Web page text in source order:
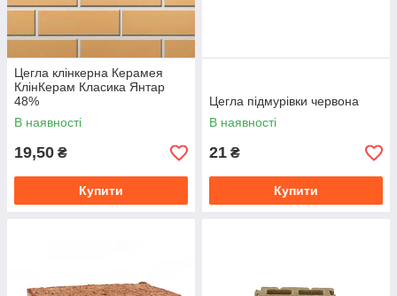
Цегла клінкерна Керамея
КлінКерам Класика Янтар
48%
В наявності
19,50 ₴
Купити
Цегла підмурівки червона
В наявності
21 ₴
Купити